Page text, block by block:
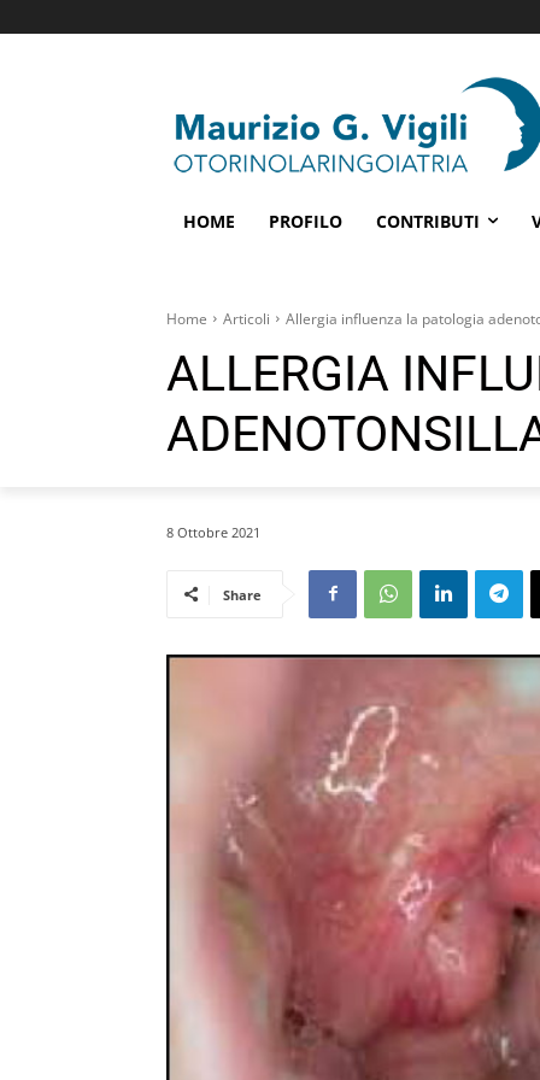
HOME PROFILO CONTRIBUTI
Home Articoli Allergia influenza la patologia
ALLERGIA
8 Ottobre 2021
Share